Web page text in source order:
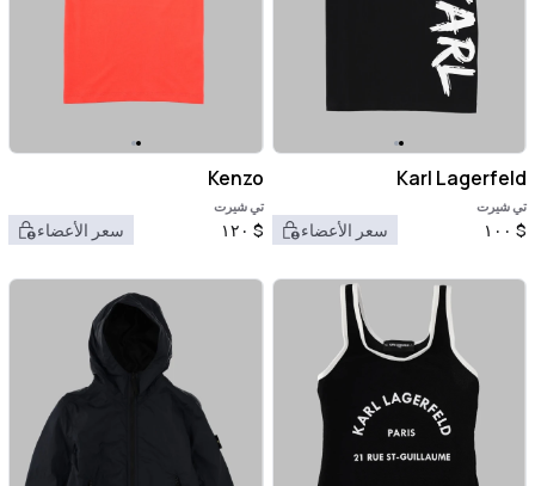
Karl Lagerfeld
تي شيرت
$ ١٠٠ سعر الأعضاء
Kenzo
تي شيرت
$ ١٢٠ سعر الأعضاء